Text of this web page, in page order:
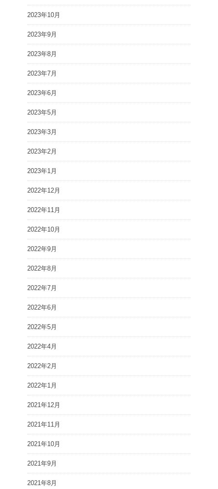
2023年10月
2023年9月
2023年8月
2023年7月
2023年6月
2023年5月
2023年3月
2023年2月
2023年1月
2022年12月
2022年11月
2022年10月
2022年9月
2022年8月
2022年7月
2022年6月
2022年5月
2022年4月
2022年2月
2022年1月
2021年12月
2021年11月
2021年10月
2021年9月
2021年8月